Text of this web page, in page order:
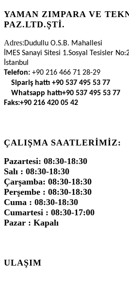
YAMAN ZIMPARA VE
PAZ.LTD.ŞTİ.
Adres:Dudullu O.S.B. Mahallesi
İMES Sanayi Sitesi 1.Sosyal Tesisler
İstanbul
Telefon: +90 216 466 71 28-29
Sipariş hattı +90 537 495 53 77
Whatsapp hattı+90 537 495 53 77
Faks:+90 216 420 05 42
ÇALIŞMA SAATLERIMIZ:
Pazartesi: 08:30-18:30
Salı : 08:30-18:30
Çarşamba: 08:30-18:30
Perşembe : 08:30-18:30
Cuma : 08:30-18:30
Cumartesi : 08:30-17:00
Pazar : Kapalı
ULAŞIM